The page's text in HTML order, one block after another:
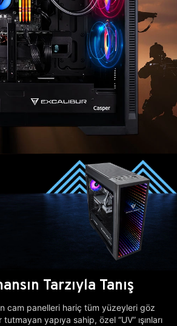
Tarzıyla Tanış
cam panelleri hariç tüm yüzeyleri göz
yapıya sahip, özel “UV” ışınları